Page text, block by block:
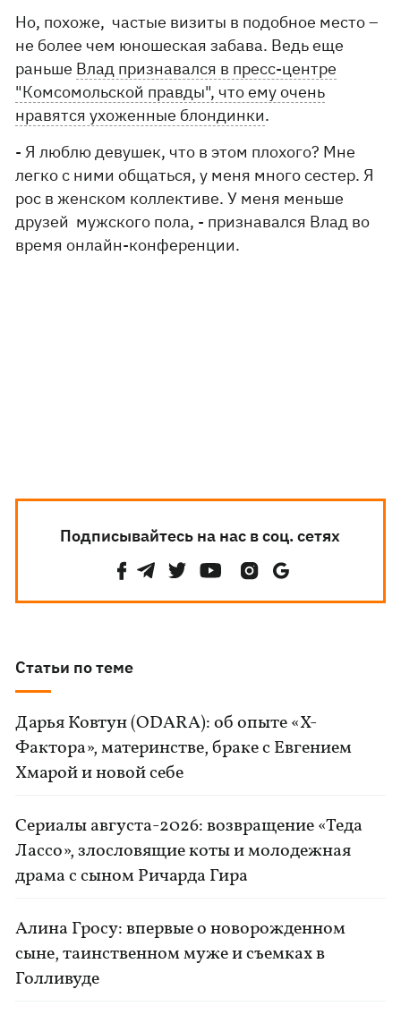
Но, похоже, частые визиты в подобное место –
не более чем юношеская забава. Ведь еще
раньше Влад признавался в пресс-центре
"Комсомольской правды", что ему очень
нравятся ухоженные блондинки.
- Я люблю девушек, что в этом плохого? Мне
легко с ними общаться, у меня много сестер. Я
рос в женском коллективе. У меня меньше
друзей мужского пола, - признавался Влад во
время онлайн-конференции.
Подписывайтесь на нас в соц. сетях
Статьи по теме
Дарья Ковтун (ODARA): об опыте «Х-
Фактора», материнстве, браке с Евгением
Хмарой и новой себе
Сериалы августа-2026: возвращение «Теда
Лассо», злословящие коты и молодежная
драма с сыном Ричарда Гира
Алина Гросу: впервые о новорожденном
сыне, таинственном муже и съемках в
Голливуде